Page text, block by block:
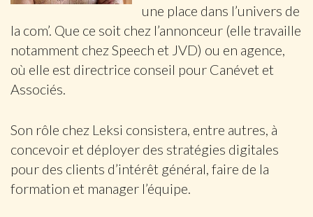
une place dans l’univers de
la com’. Que ce soit chez l’annonceur (elle travaille
notamment chez Speech et JVD) ou en agence,
où elle est directrice conseil pour Canévet et
Associés.
Son rôle chez Leksi consistera, entre autres, à
concevoir et déployer des stratégies digitales
pour des clients d’intérêt général, faire de la
formation et manager l’équipe.